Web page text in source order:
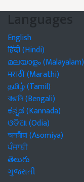
Languages
English
हिंदी (Hindi)
മലയാളം (Malayalam)
मराठी (Marathi)
தமிழ் (Tamil)
বাঙালি (Bengali)
ಕನ್ನಡ (Kannada)
ଓଡିଆ (Odia)
অসমীয়া (Asomiya)
ਪੰਜਾਬੀ
తెలుగు
ગુજરાતી